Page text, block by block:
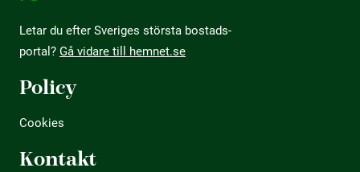
Letar du efter Sveriges största bostads­
portal? Gå vidare till hemnet.se
Policy
Cookies
Kontakt